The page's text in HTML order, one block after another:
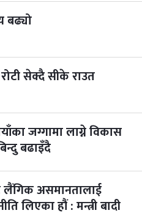
बढ्यो
सेक्दै सीके राउत
जग्गामा लाग्ने विकास
बढाइँदै
लैंगिक असमानतालाई
लिएका हौं : मन्त्री बादी